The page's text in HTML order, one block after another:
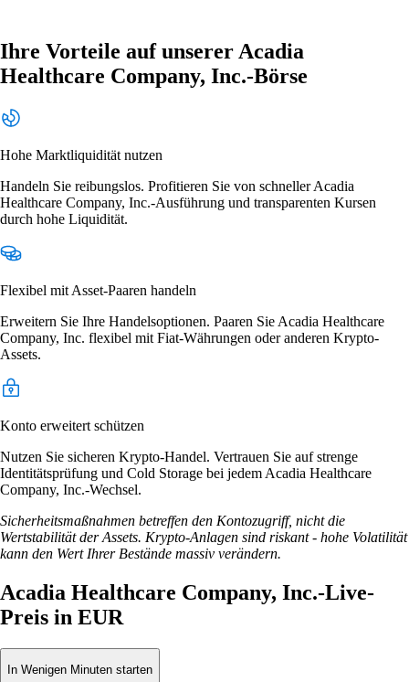
Ihre Vorteile auf unserer Acadia
Healthcare Company, Inc.-Börse
Hohe Marktliquidität nutzen
Handeln Sie reibungslos. Profitieren Sie von schneller Acadia
Healthcare Company, Inc.-Ausführung und transparenten Kursen
durch hohe Liquidität.
Flexibel mit Asset-Paaren handeln
Erweitern Sie Ihre Handelsoptionen. Paaren Sie Acadia Healthcare
Company, Inc. flexibel mit Fiat-Währungen oder anderen Krypto-
Assets.
Konto erweitert schützen
Nutzen Sie sicheren Krypto-Handel. Vertrauen Sie auf strenge
Identitätsprüfung und Cold Storage bei jedem Acadia Healthcare
Company, Inc.-Wechsel.
Sicherheitsmaßnahmen betreffen den Kontozugriff, nicht die
Wertstabilität der Assets. Krypto-Anlagen sind riskant - hohe Volatilität
kann den Wert Ihrer Bestände massiv verändern.
Acadia Healthcare Company, Inc.-Live-
Preis in EUR
In Wenigen Minuten starten